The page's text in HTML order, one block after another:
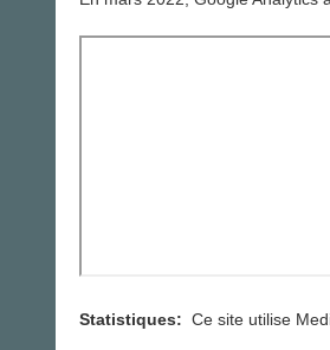
Statistiques: Ce site utilise